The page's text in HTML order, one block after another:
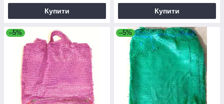
Купити Купити
–5% –5%